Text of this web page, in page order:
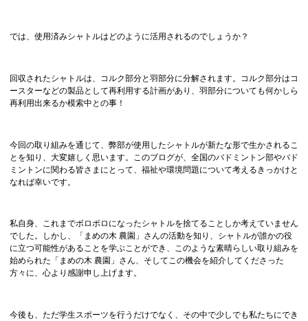
では、使用済みシャトルはどのように活用されるのでしょうか？
回収されたシャトルは、コルク部分と羽部分に分解されます。コルク部分はコ
ースターなどの製品として再利用する計画があり、羽部分についても何かしら
再利用出来るか模索中との事！
今回の取り組みを通じて、弊部が使用したシャトルが新たな形で生かされるこ
とを知り、大変嬉しく思います。このブログが、全国のバドミントン部やバド
ミントンに関わる皆さまにとって、福祉や環境問題について考えるきっかけと
なれば幸いです。
私自身、これまでボロボロになったシャトルを捨てることしか考えていません
でした。しかし、「まめの木 農園」さんの活動を知り、シャトルが誰かの役
に立つ可能性があることを学ぶことができ、このような素晴らしい取り組みを
始められた「まめの木 農園」さん、そしてこの機会を紹介してくださった
方々に、心より感謝申し上げます。
今後も、ただ学生スポーツを行うだけでなく、その中で少しでも私たちにでき